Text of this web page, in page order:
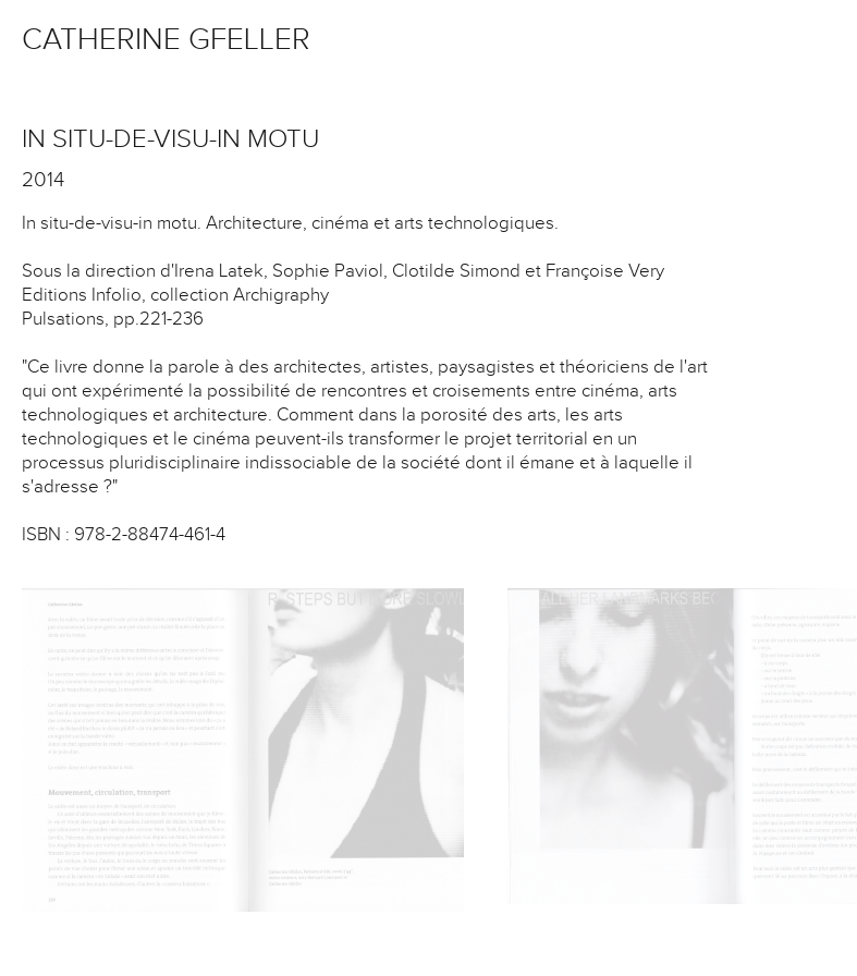
CATHERINE GFELLER
IN SITU-DE-VISU-IN MOTU
2014
In situ-de-visu-in motu. Architecture, cinéma et arts technologiques.
Sous la direction d'Irena Latek, Sophie Paviol, Clotilde Simond et Françoise Very
Editions Infolio, collection Archigraphy
Pulsations, pp.221-236
"Ce livre donne la parole à des architectes, artistes, paysagistes et théoriciens de l'art
qui ont expérimenté la possibilité de rencontres et croisements entre cinéma, arts
technologiques et architecture. Comment dans la porosité des arts, les arts
technologiques et le cinéma peuvent-ils transformer le projet territorial en un
processus pluridisciplinaire indissociable de la société dont il émane et à laquelle il
s'adresse ?"
ISBN : 978-2-88474-461-4